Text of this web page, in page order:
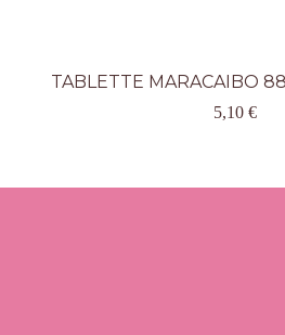
TABLETTE MARACAIBO
5,10€